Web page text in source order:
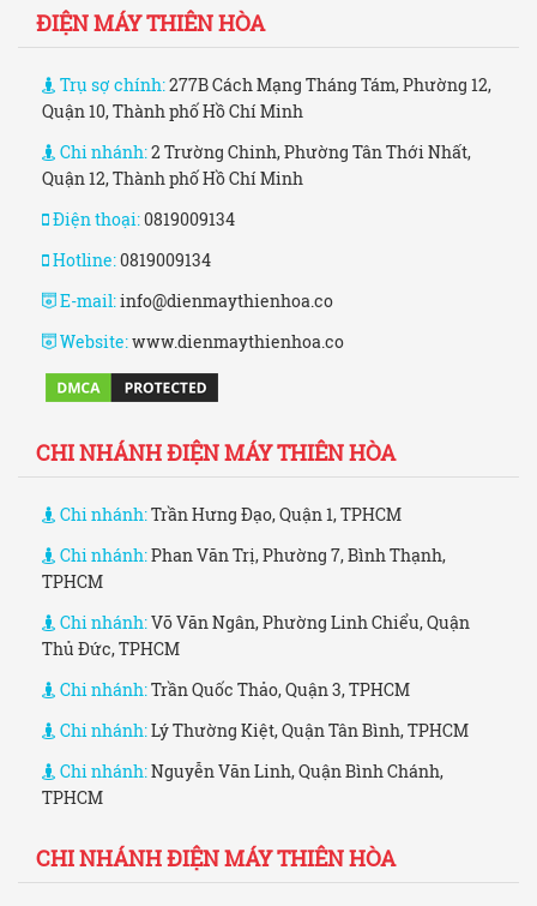
ĐIỆN MÁY THIÊN HÒA
Trụ sợ chính:277B Cách Mạng Tháng Tám, Phường 12,
Quận 10, Thành phố Hồ Chí Minh
Chi nhánh:2 Trường Chinh, Phường Tân Thới Nhất,
Quận 12, Thành phố Hồ Chí Minh
Điện thoại:0819009134
Hotline:0819009134
E-mail:info@dienmaythienhoa.co
Website:www.dienmaythienhoa.co
CHI NHÁNH ĐIỆN MÁY THIÊN HÒA
Chi nhánh:Trần Hưng Đạo, Quận 1, TPHCM
Chi nhánh:Phan Văn Trị, Phường 7, Bình Thạnh,
TPHCM
Chi nhánh:Võ Văn Ngân, Phường Linh Chiểu, Quận
Thủ Đức, TPHCM
Chi nhánh:Trần Quốc Thảo, Quận 3, TPHCM
Chi nhánh:Lý Thường Kiệt, Quận Tân Bình, TPHCM
Chi nhánh:Nguyễn Văn Linh, Quận Bình Chánh,
TPHCM
CHI NHÁNH ĐIỆN MÁY THIÊN HÒA